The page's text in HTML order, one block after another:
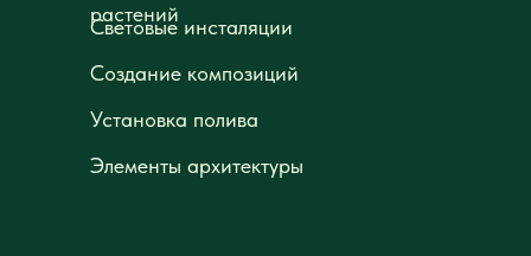
Элементы архитектуры
Элементы архитектуры
Установка полива
Установка полива
Создание композиций
Создание композиций
Световые инсталяции
Световые инсталяции
растений
растений